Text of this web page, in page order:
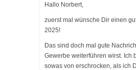
Hallo Norbert,
zuerst mal wünsche Dir einen
2025!
Das sind doch mal gute
Gewerbe weiterführen wirst. Ich
sowas von erschrocken, als ich